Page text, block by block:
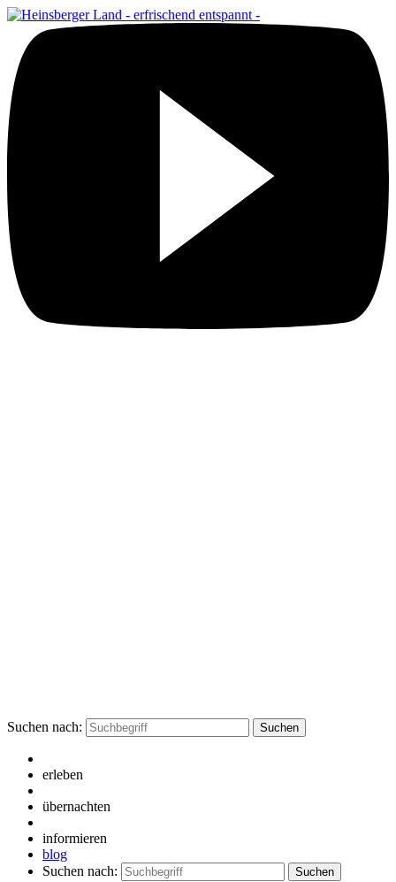
Suchen nach:
erleben
übernachten
informieren
blog
Suchen nach: